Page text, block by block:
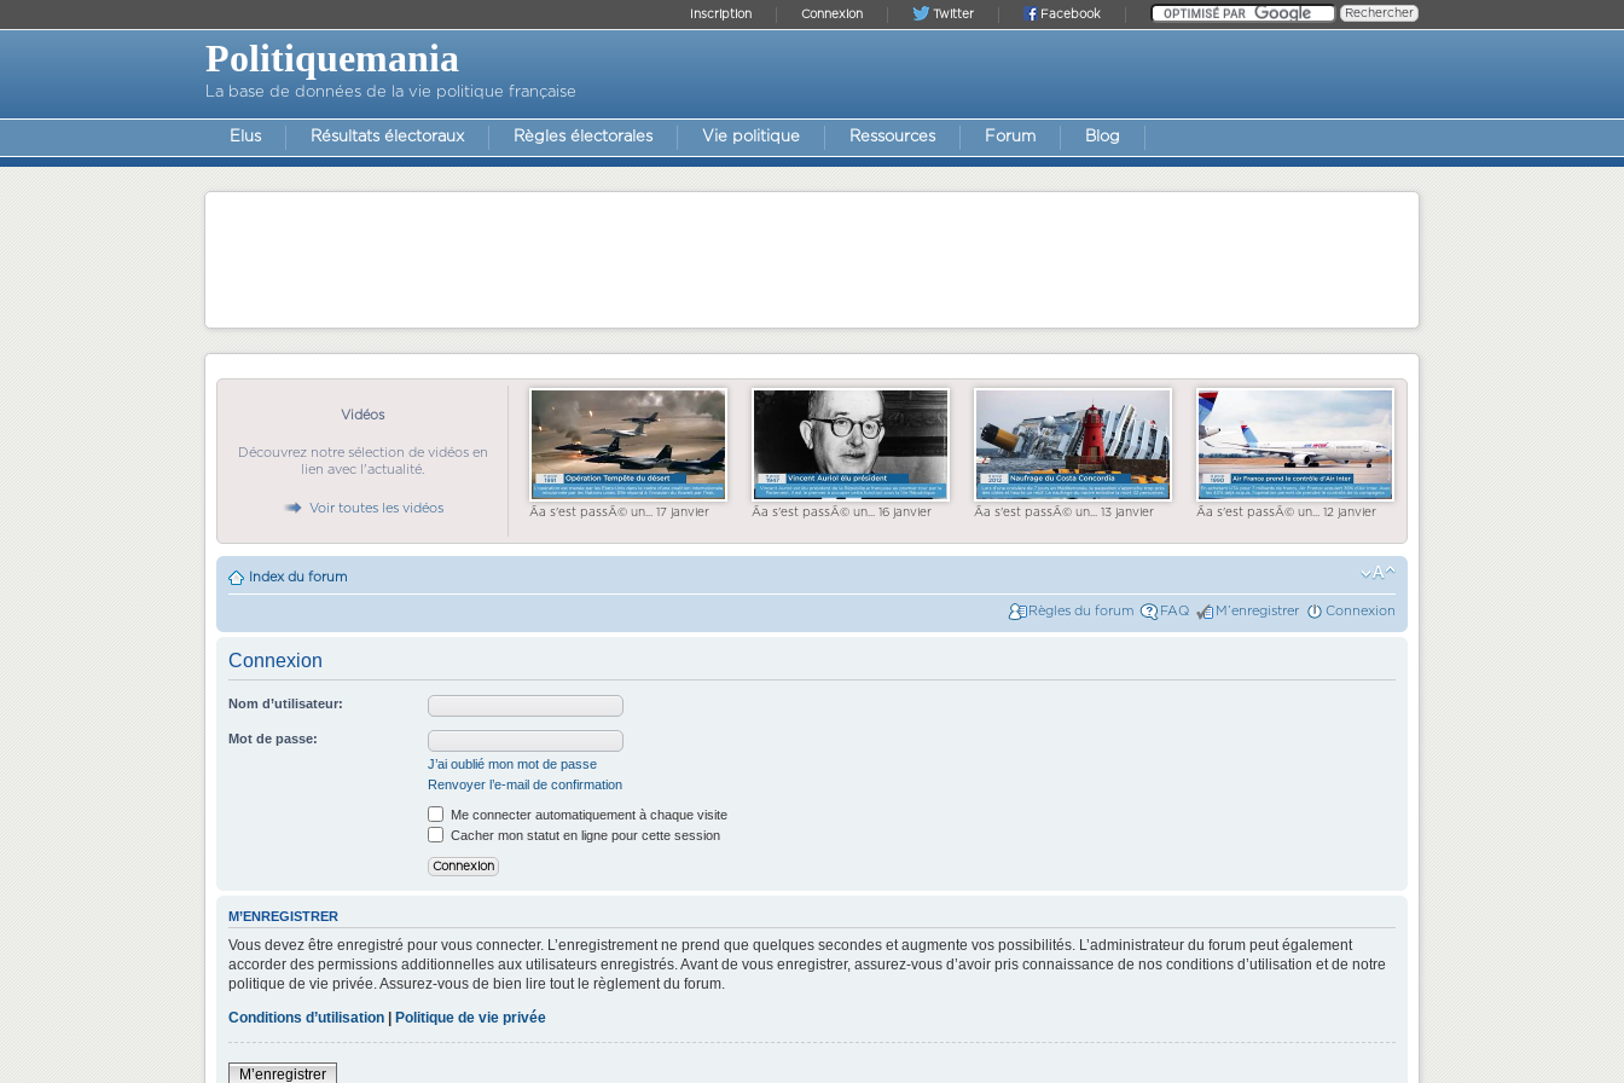
Facebook
Twitter
Connexion
Inscription
Politiquemania
La base de données de la vie politique française
Elus Résultats électoraux Règles électorales Vie politique Ressources Forum Blog
Vidéos
Découvrez notre sélection de vidéos en
lien avec l'actualité.
Voir toutes les vidéos Ãa s'est passÃ© un... 17 janvier Ãa s'est passÃ© un... 16 janvier Ãa s'est passÃ© un... 13 janvier Ãa s'est passÃ© un... 12 janvier
Index du forum
Règles du forum FAQ M’enregistrer Connexion
Connexion
Nom d’utilisateur:
Mot de passe:
J’ai oublié mon mot de passe
Renvoyer l’e-mail de confirmation
Me connecter automatiquement à chaque visite
Cacher mon statut en ligne pour cette session
M’ENREGISTRER
Vous devez être enregistré pour vous connecter. L’enregistrement ne prend que quelques secondes et augmente vos possibilités. L’administrateur du forum peut également
accorder des permissions additionnelles aux utilisateurs enregistrés. Avant de vous enregistrer, assurez-vous d’avoir pris connaissance de nos conditions d’utilisation et de notre
politique de vie privée. Assurez-vous de bien lire tout le règlement du forum.
Conditions d’utilisation | Politique de vie privée
M’enregistrer